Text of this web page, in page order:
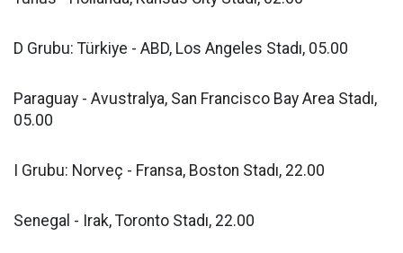
D Grubu: Türkiye - ABD, Los Angeles Stadı, 05.00
Paraguay - Avustralya, San Francisco Bay Area Stadı,
05.00
I Grubu: Norveç - Fransa, Boston Stadı, 22.00
Senegal - Irak, Toronto Stadı, 22.00